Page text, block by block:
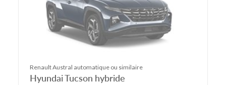
Renault Austral automatique ou similaire
Hyundai Tucson hybride